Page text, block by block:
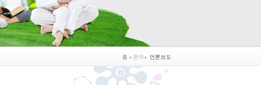
홈 문의 언론보도